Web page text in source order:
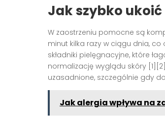
Jak szybko
W zaostrzeniu pomocne są
minut kilka razy w ciągu dnia,
składniki pielęgnacyjne, które
normalizację wyglądu skóry
uzasadnione, szczególnie gdy
Jak alergia wpływa na